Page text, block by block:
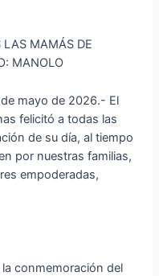
LAS MAMÁS DE
MANOLO
mayo de 2026.- El
felicitó a todas las
de su día, al tiempo
por nuestras familias,
empoderadas,
conmemoración del